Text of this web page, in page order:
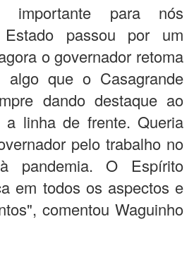
importante para nós
passou por um
o governador retoma
algo que o Casagrande
dando destaque ao
a linha de frente. Queria
pelo trabalho no
pandemia. O Espírito
em todos os aspectos e
comentou Waguinho